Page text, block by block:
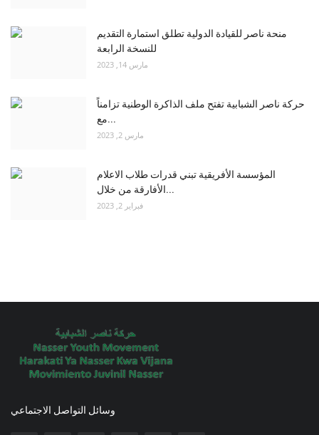
منحة ناصر للقيادة الدولية تطلق استمارة التقديم
للنسخة الرابعة
مارس 14, 2023
حركة ناصر الشبابية تفتح ملف الذاكرة الوطنية تزامناً
مع...
مارس 2, 2023
المؤسسة الأفريقية تبني قدرات طلاب الاعلام
الأفارقة من خلال...
فبراير 2, 2023
وسائل التواصل الاجتماعي